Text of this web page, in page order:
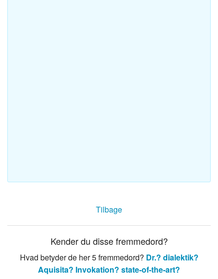
Tilbage
Kender du disse fremmedord?
Hvad betyder de her 5 fremmedord? Dr.? dialektik?
Aquisita? Invokation? state-of-the-art?